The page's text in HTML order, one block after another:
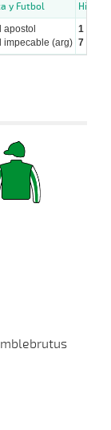
y Futbol
apostol
impecable (arg)
1
7